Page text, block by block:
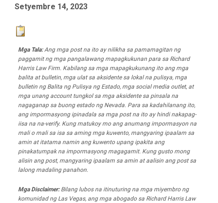
Setyembre 14, 2023
Mga Tala:Ang mga post na ito ay nilikha sa pamamagitan ng
paggamit ng mga pangalawang mapagkukunan para sa Richard
Harris Law Firm. Kabilang sa mga mapagkukunang ito ang mga
balita at bulletin, mga ulat sa aksidente sa lokal na pulisya, mga
bulletin ng Balita ng Pulisya ng Estado, mga social media outlet, at
mga unang account tungkol sa mga aksidente sa pinsala na
nagaganap sa buong estado ng Nevada. Para sa kadahilanang ito,
ang impormasyong ipinadala sa mga post na ito ay hindi nakapag-
iisa na na-verify. Kung matukoy mo ang anumang impormasyon na
mali o mali sa isa sa aming mga kuwento, mangyaring ipaalam sa
amin at itatama namin ang kuwento upang ipakita ang
pinakatumpak na impormasyong magagamit. Kung gusto mong
alisin ang post, mangyaring ipaalam sa amin at aalisin ang post sa
lalong madaling panahon.
Mga Disclaimer:Bilang lubos na itinuturing na mga miyembro ng
komunidad ng Las Vegas, ang mga abogado sa Richard Harris Law